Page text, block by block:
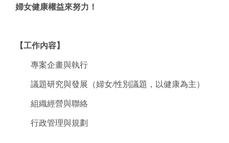
婦女健康權益來努力！
【工作內容】
專案企畫與執行
議題研究與發展（婦女/性別議題，以健康為主）
組織經營與聯絡
行政管理與規劃